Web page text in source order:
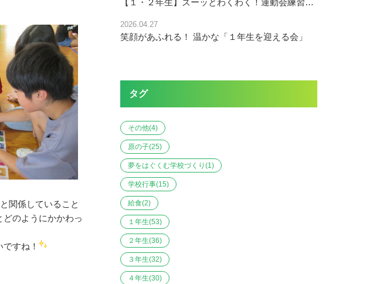
関係していること
のようにかかわっ
すね！
【１・２年生】ズーッとわくわく！運動会練習がスタート！
2026.04.27
笑顔があふれる！ 温かな「１年生を迎える会」
タグ
その他(4)
原の子(25)
夢をはぐくむ学校づくり (1)
学校行事(15)
給食(2)
１年生(53)
２年生(36)
３年生(32)
４年生(30)